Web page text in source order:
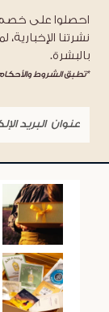
نشرتنا
بالبشرة.
*تطبق الشروط